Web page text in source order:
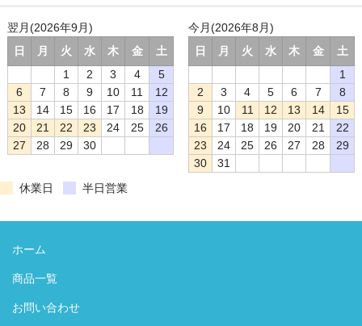
今月(2026年8月)
日
月 火 水 木 金
土
1
2
3 4 5 6 7
8
9
10 11 12 13 14
15
16
17 18 19 20 21
22
23
24 25 26 27 28
29
30
31
翌月(2026年9月)
日
月 火 水 木 金
土
1
2 3 4
5
6
7 8 9 10 11
12
13
14 15 16 17 18
19
20
21 22 23 24 25
26
27
28 29 30
休業日 半日営業
ホーム
商品一覧
お問い合わせ